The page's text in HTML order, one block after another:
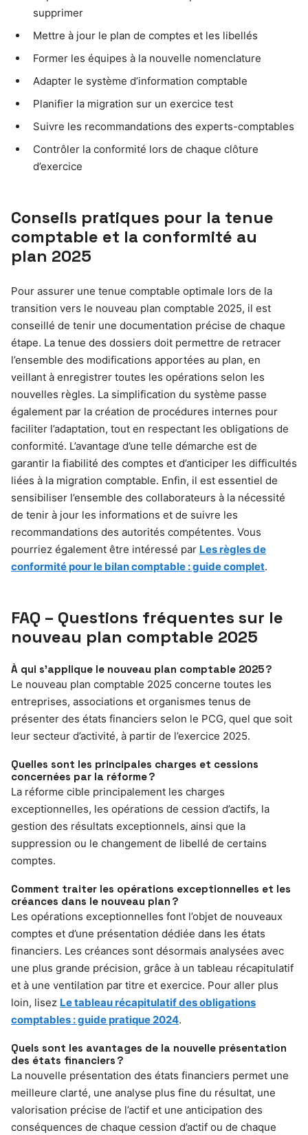
supprimer
Mettre à jour le plan de comptes et les libellés
Former les équipes à la nouvelle nomenclature
Adapter le système d’information comptable
Planifier la migration sur un exercice test
Suivre les recommandations des experts-comptables
Contrôler la conformité lors de chaque clôture
d’exercice
Conseils pratiques pour la tenue
comptable et la conformité au
plan 2025
Pour assurer une tenue comptable optimale lors de la
transition vers le nouveau plan comptable 2025, il est
conseillé de tenir une documentation précise de chaque
étape. La tenue des dossiers doit permettre de retracer
l’ensemble des modifications apportées au plan, en
veillant à enregistrer toutes les opérations selon les
nouvelles règles. La simplification du système passe
également par la création de procédures internes pour
faciliter l’adaptation, tout en respectant les obligations de
conformité. L’avantage d’une telle démarche est de
garantir la fiabilité des comptes et d’anticiper les difficultés
liées à la migration comptable. Enfin, il est essentiel de
sensibiliser l’ensemble des collaborateurs à la nécessité
de tenir à jour les informations et de suivre les
recommandations des autorités compétentes. Vous
pourriez également être intéressé par Les règles de
conformité pour le bilan comptable : guide complet.
FAQ – Questions fréquentes sur le
nouveau plan comptable 2025
À qui s’applique le nouveau plan comptable 2025 ?
Le nouveau plan comptable 2025 concerne toutes les
entreprises, associations et organismes tenus de
présenter des états financiers selon le PCG, quel que soit
leur secteur d’activité, à partir de l’exercice 2025.
Quelles sont les principales charges et cessions
concernées par la réforme ?
La réforme cible principalement les charges
exceptionnelles, les opérations de cession d’actifs, la
gestion des résultats exceptionnels, ainsi que la
suppression ou le changement de libellé de certains
comptes.
Comment traiter les opérations exceptionnelles et les
créances dans le nouveau plan ?
Les opérations exceptionnelles font l’objet de nouveaux
comptes et d’une présentation dédiée dans les états
financiers. Les créances sont désormais analysées avec
une plus grande précision, grâce à un tableau récapitulatif
et à une ventilation par titre et exercice. Pour aller plus
loin, lisez Le tableau récapitulatif des obligations
comptables : guide pratique 2024.
Quels sont les avantages de la nouvelle présentation
des états financiers ?
La nouvelle présentation des états financiers permet une
meilleure clarté, une analyse plus fine du résultat, une
valorisation précise de l’actif et une anticipation des
conséquences de chaque cession d’actif ou de chaque